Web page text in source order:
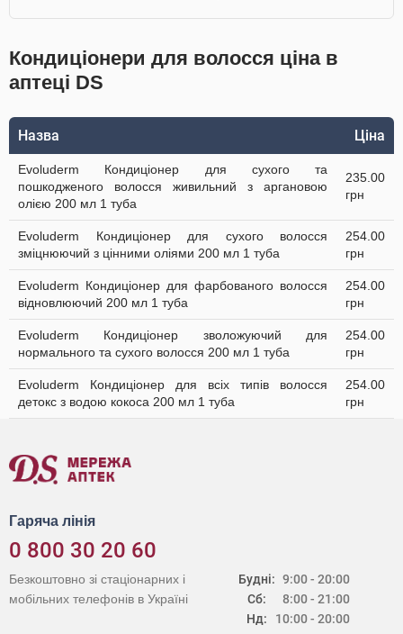
Кондиціонери для волосся ціна в
аптеці DS
Назва Ціна
Evoluderm Кондиціонер для сухого та
пошкодженого волосся живильний з аргановою
олією 200 мл 1 туба
235.00
грн
Evoluderm Кондиціонер для сухого волосся
зміцнюючий з цінними оліями 200 мл 1 туба
254.00
грн
Evoluderm Кондиціонер для фарбованого волосся
відновлюючий 200 мл 1 туба
254.00
грн
Evoluderm Кондиціонер зволожуючий для
нормального та сухого волосся 200 мл 1 туба
254.00
грн
Evoluderm Кондиціонер для всіх типів волосся
детокс з водою кокоса 200 мл 1 туба
254.00
грн
Гаряча лінія
0 800 30 20 60
Будні:
Сб:
Нд:
9:00 - 20:00
8:00 - 21:00
10:00 - 20:00
Безкоштовно зі стаціонарних і
мобільних телефонів в Україні